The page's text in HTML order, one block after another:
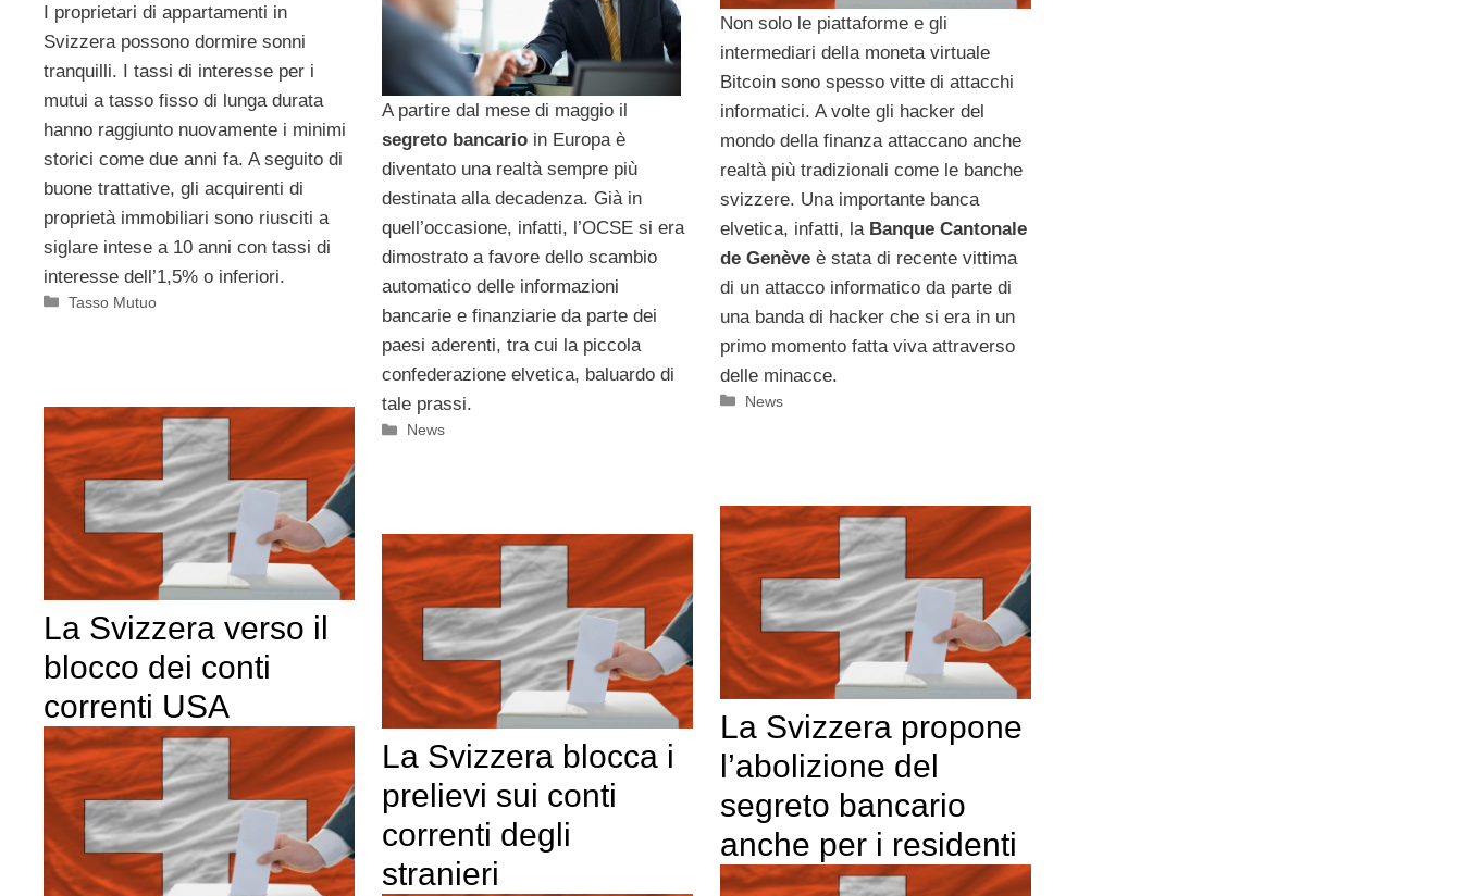
Non solo le piattaforme e gli
intermediari della moneta virtuale
Bitcoin sono spesso vitte di attacchi
informatici. A volte gli hacker del
mondo della finanza attaccano anche
realtà più tradizionali come le banche
svizzere. Una importante banca
elvetica, infatti, la Banque Cantonale
de Genèveè stata di recente vittima
di un attacco informatico da parte di
una banda di hacker che si era in un
primo momento fatta viva attraverso
delle minacce.
Categorie
News
I proprietari di appartamenti in
Svizzera possono dormire sonni
tranquilli. I tassi di interesse per i
mutui a tasso fisso di lunga durata
hanno raggiunto nuovamente i minimi
storici come due anni fa. A seguito di
buone trattative, gli acquirenti di
proprietà immobiliari sono riusciti a
siglare intese a 10 anni con tassi di
interesse dell’1,5% o inferiori.
Categorie
Tasso Mutuo
A partire dal mese di maggio il
segreto bancarioin Europa è
diventato una realtà sempre più
destinata alla decadenza. Già in
quell’occasione, infatti, l’OCSE si era
dimostrato a favore dello scambio
automatico delle informazioni
bancarie e finanziarie da parte dei
paesi aderenti, tra cui la piccola
confederazione elvetica, baluardo di
tale prassi.
Categorie
News
La Svizzera verso il
blocco dei conti
correnti USA
La Svizzera propone
l’abolizione del
segreto bancario
anche per i residenti
La Svizzera blocca i
prelievi sui conti
correnti degli
stranieri